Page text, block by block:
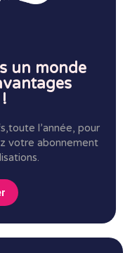
un monde
l’année, pour
votre abonnement